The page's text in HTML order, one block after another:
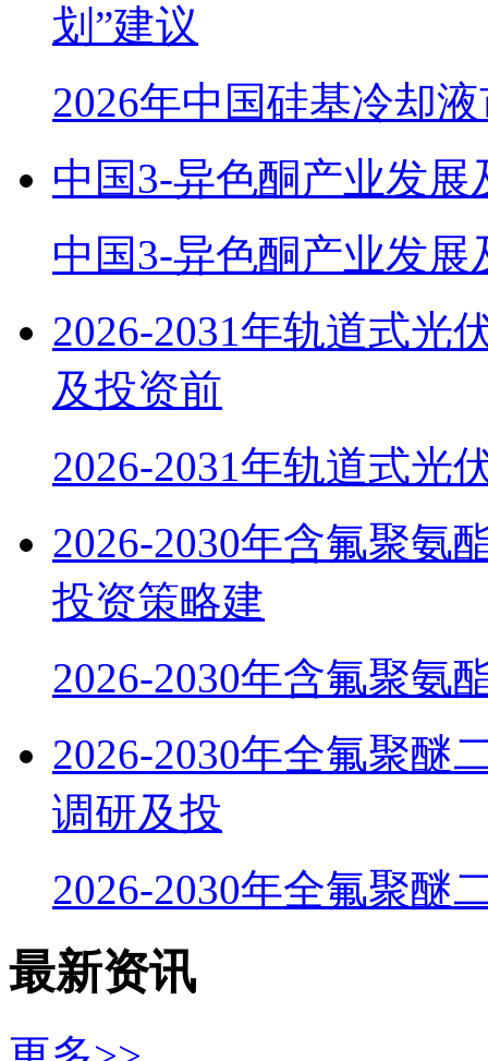
划”建议
2026年中国硅基冷却
中国3-异色酮产业发展
中国3-异色酮产业发展
2026-2031年轨道式光
及投资前
2026-2031年轨道式光
2026-2030年含氟聚氨
投资策略建
2026-2030年含氟聚氨
2026-2030年全氟聚醚
调研及投
2026-2030年全氟聚醚
最新资讯